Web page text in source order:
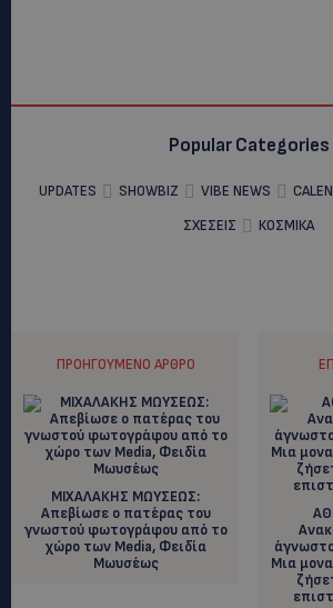
Popular Categories
UPDATES SHOWBIZ VIBE NEWS
ΣΧΕΣΕΙΣ
ΚΟΣΜΙΚΑ
ΠΡΟΗΓΟΎΜΕΝΟ ΆΡΘΡΟ
ΜΙΧΑΛΑΚΗΣ ΜΩΥΣΕΩΣ:
Aπεβίωσε ο πατέρας του
γνωστού φωτογράφου από το
χώρο των Media, Φειδία
Μωυσέως
Μια